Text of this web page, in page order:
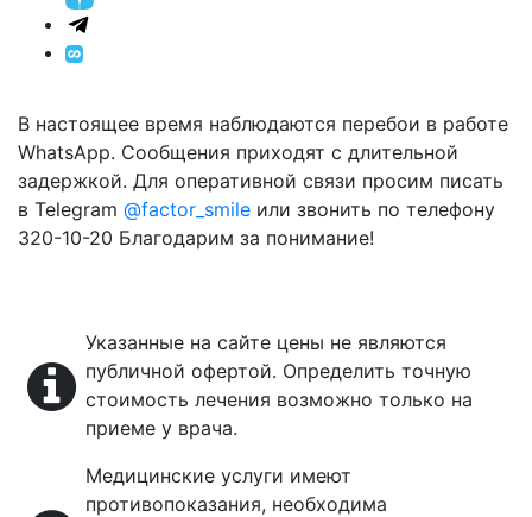
В настоящее время наблюдаются перебои в работе
WhatsApp. Сообщения приходят с длительной
задержкой. Для оперативной связи просим писать
в Telegram @factor_smile или звонить по телефону
320-10-20 Благодарим за понимание!
Указанные на сайте цены не являются
публичной офертой. Определить точную
стоимость лечения возможно только на
приеме у врача.
Медицинские услуги имеют
противопоказания, необходима